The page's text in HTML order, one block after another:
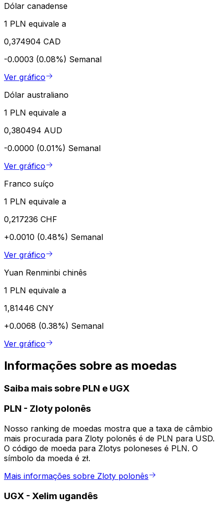
Dólar canadense
1 PLN equivale a
0,374904 CAD
-0.0003 (0.08%) Semanal
Ver gráfico
Dólar australiano
1 PLN equivale a
0,380494 AUD
-0.0000 (0.01%) Semanal
Ver gráfico
Franco suíço
1 PLN equivale a
0,217236 CHF
+0.0010 (0.48%) Semanal
Ver gráfico
Yuan Renminbi chinês
1 PLN equivale a
1,81446 CNY
+0.0068 (0.38%) Semanal
Ver gráfico
Informações sobre as moedas
Saiba mais sobre PLN e UGX
PLN - Zloty polonês
Nosso ranking de moedas mostra que a taxa de câmbio
mais procurada para Zloty polonês é de PLN para USD.
O código de moeda para Zlotys poloneses é PLN. O
símbolo da moeda é zł.
Mais informações sobre Zloty polonês
UGX - Xelim ugandês